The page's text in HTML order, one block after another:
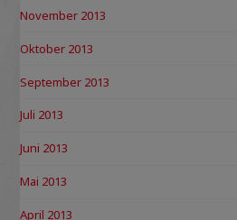
November 2013
Oktober 2013
September 2013
Juli 2013
Juni 2013
Mai 2013
April 2013